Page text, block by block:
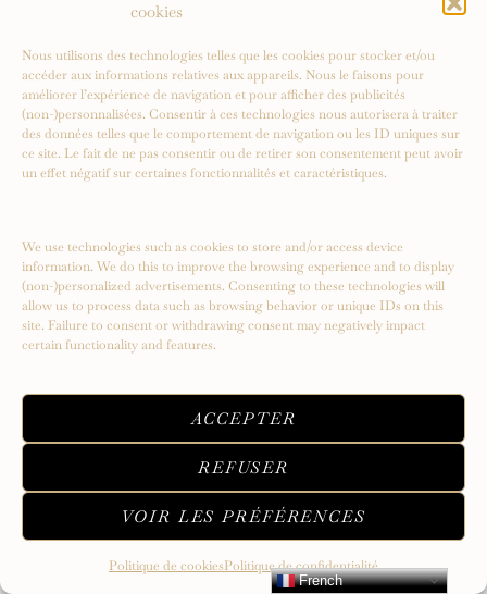
cookies
Nous utilisons des technologies telles que les cookies pour stocker et/ou
accéder aux informations relatives aux appareils. Nous le faisons pour
améliorer l’expérience de navigation et pour afficher des publicités
(non-)personnalisées. Consentir à ces technologies nous autorisera à traiter
des données telles que le comportement de navigation ou les ID uniques sur
ce site. Le fait de ne pas consentir ou de retirer son consentement peut avoir
un effet négatif sur certaines fonctionnalités et caractéristiques.
We use technologies such as cookies to store and/or access device
information. We do this to improve the browsing experience and to display
(non-)personalized advertisements. Consenting to these technologies will
allow us to process data such as browsing behavior or unique IDs on this
site. Failure to consent or withdrawing consent may negatively impact
certain functionality and features.
ACCEPTER
REFUSER
VOIR LES PRÉFÉRENCES
Politique de cookiesPolitique de confidentialité
French